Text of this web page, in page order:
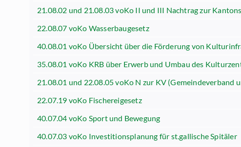
21.08.02 und 21.08.03 voKo II und III Nachtrag zur
22.08.07 voKo Wasserbaugesetz
40.08.01 voKo Übersicht über die Förderung von
35.08.01 voKo KRB über Erwerb und Umbau des
21.08.01 und 22.08.05 voKo N zur KV (Gemeindeverband
22.07.19 voKo Fischereigesetz
40.07.04 voKo Sport und Bewegung
40.07.03 voKo Investitionsplanung für st.gallische Spitäler